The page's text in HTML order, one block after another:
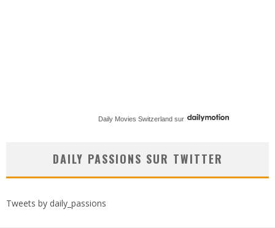
Daily Movies Switzerland sur
DAILY PASSIONS SUR TWITTER
Tweets by daily_passions